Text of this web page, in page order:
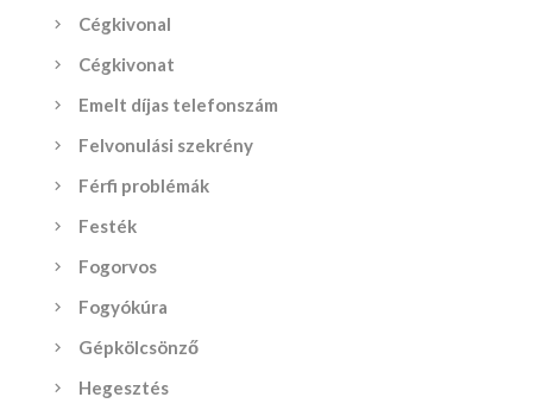
Cégkivonal
Cégkivonat
Emelt díjas telefonszám
Felvonulási szekrény
Férfi problémák
Festék
Fogorvos
Fogyókúra
Gépkölcsönző
Hegesztés